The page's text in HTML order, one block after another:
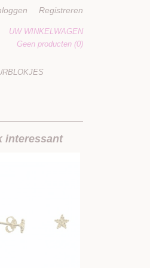
Registreren
UW WINKELWAGEN
Geen producten (0)
interessant